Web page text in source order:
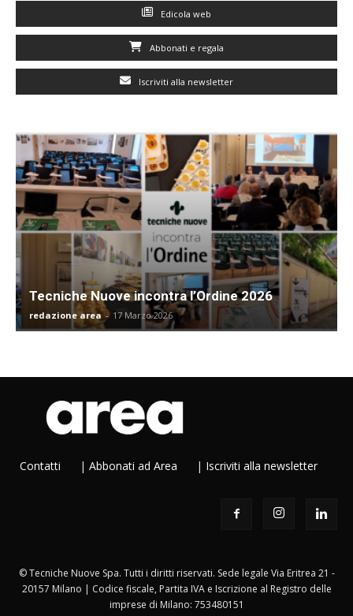
Edicola web
Abbonati e regala
Iscriviti alla newsletter
Tecniche Nuove incontra l’Ordine 2026
redazione area - 17 Marzo 2026
Contatti | Abbonati ad Area | Iscriviti alla newsletter
© Tecniche Nuove Spa. Tutti i diritti riservati. Sede legale Via Eritrea 21 -
20157 Milano | Codice fiscale, Partita IVA e Iscrizione al Registro delle
imprese di Milano: 753480151